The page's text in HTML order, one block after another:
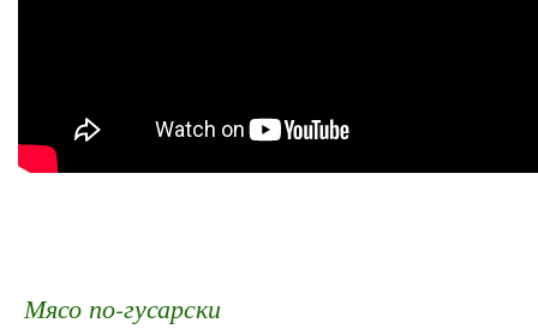
Мясо по-гусарски